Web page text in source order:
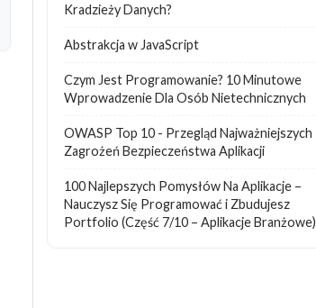
Kradzieży Danych?
Abstrakcja w JavaScript
Czym Jest Programowanie? 10 Minutowe
Wprowadzenie Dla Osób Nietechnicznych
OWASP Top 10 - Przegląd Najważniejszych
Zagrożeń Bezpieczeństwa Aplikacji
100 Najlepszych Pomysłów Na Aplikacje –
Nauczysz Się Programować i Zbudujesz
Portfolio (Część 7/10 – Aplikacje Branżowe)